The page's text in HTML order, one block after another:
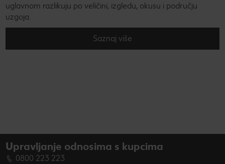
uglavnom razlikuju po veličini, izgledu, okusu i području
uzgoja.
Saznaj više
Upravljanje odnosima s kupcima
0800 223 223